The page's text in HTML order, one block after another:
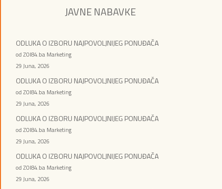
JAVNE NABAVKE
ODLUKA O IZBORU NAJPOVOLJNIJEG PONUĐAČA
od ZOI84.ba Marketing
29 Juna, 2026
ODLUKA O IZBORU NAJPOVOLJNIJEG PONUĐAČA
od ZOI84.ba Marketing
29 Juna, 2026
ODLUKA O IZBORU NAJPOVOLJNIJEG PONUĐAČA
od ZOI84.ba Marketing
29 Juna, 2026
ODLUKA O IZBORU NAJPOVOLJNIJEG PONUĐAČA
od ZOI84.ba Marketing
29 Juna, 2026